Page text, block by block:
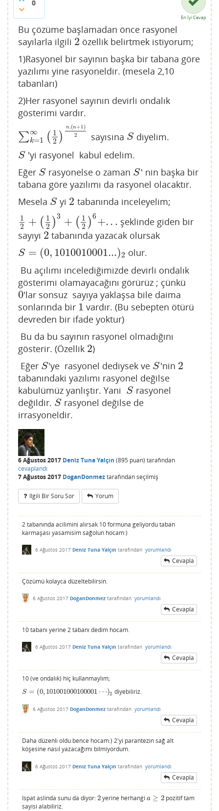
0
En İyi Cevap
Bu çözüme başlamadan önce rasyonel
sayılarla ilgili 2
2 özellik belirtmek istiyorum;
1)Rasyonel bir sayının başka bir tabana göre
yazılımı yine rasyoneldir. (mesela 2,10
tabanları)
2)Her rasyonel sayının devirli ondalık
gösterimi vardır.
∑∞
k=1 ( 1
2 )
n.(n+1)
2
∑k=1∞ 1 2) n + sayısına S
S diyelim.
S
S 'yi rasyonel kabul edelim.
Eğer S
S rasyonelse o zaman S
S ' nin başka bir
tabana göre yazılımı da rasyonel olacaktır.
Mesela S
S yi 2
2 tabanında inceleyelim;
1
2
+ ( 1
2 )3 + ( 1
2 )6+.. .
12 +(1 2 )3 +(1 2) 6+..
şeklinde giden bir
sayıyı 2
2 tabanında yazacak olursak
S = (0, 1010010001...)2
S= (0, 1010010001...)2
olur.
Bu açılımı incelediğimizde devirli ondalık
gösterimi olamayacağını görürüz ; çünkü
0
0'lar sonsuz sayıya yaklaşsa bile daima
sonlarında bir 1
1 vardır. (Bu sebepten ötürü
devreden bir ifade yoktur)
Bu da bu sayının rasyonel olmadığını
gösterir. (Özellik 2
2)
Eğer S
S 'ye rasyonel dediysek ve S
S 'nin 2
2
tabanındaki yazılımı rasyonel değilse
kabulümüz yanlıştır. Yani
S
S rasyonel
değildir. S
S rasyonel değilse de
irrasyoneldir.
6 Ağustos 2017 Deniz Tuna Yalçın (895 puan) tarafından
cevaplandı
7 Ağustos 2017 DoganDonmeztarafındanseçilmiş
Ilgili Bir Soru Sor Yorum
2 tabanında acilimini alırsak 10 formuna geliyordu taban
karmaşası yasamisim sağolun hocam:)
6 Ağustos 2017 Deniz Tuna Yalçın tarafından yorumlandı
Cevapla
Çözümü kolayca düzeltebilirsin.
6 Ağustos 2017 DoganDonmez tarafından yorumlandı
Cevapla
10 tabanı yerine 2 tabanı dedim hocam.
6 Ağustos 2017 Deniz Tuna Yalçın tarafından yorumlandı
Cevapla
10 (ve ondalık) hiç kullanmaylım;
S = (0, 101001000100001 ⋯)2
S= (0 101001000100001⋯)2 diyebiliriz.
6 Ağustos 2017 DoganDonmez tarafından yorumlandı
Cevapla
Daha düzenli oldu bence hocam:) 2'yi parantezin sağ alt
köşesine nasıl yazacağımı bilmiyordum.
6 Ağustos 2017 Deniz Tuna Yalçın tarafından yorumlandı
Cevapla
Ispat aslinda sunu da diyor:2
2yerine herhangia ≥ 2
a≥2
pozitif tam
sayisi alabiliriz.